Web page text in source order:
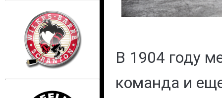
В 1904 году
команда и